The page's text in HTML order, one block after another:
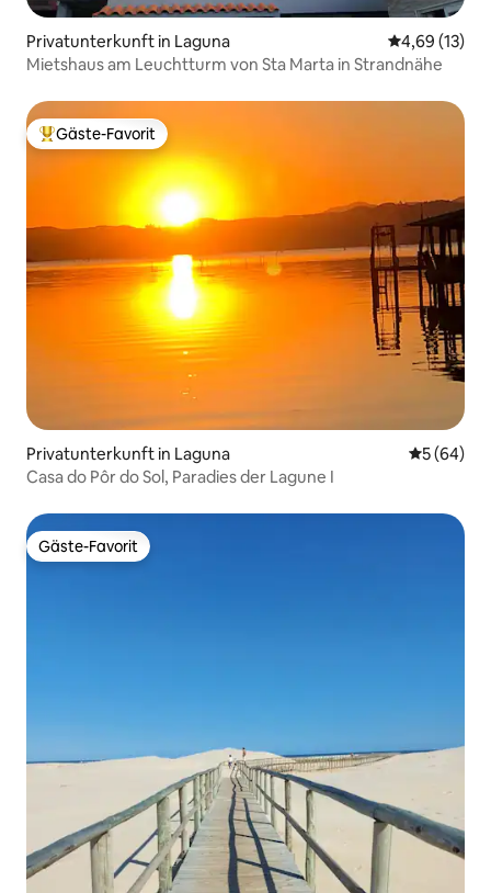
Privatunterkunft in Laguna
4,69 (13)
Mietshaus am Leuchtturm von Sta Marta in Strandnähe
Beliebter Gäste-Favorit.
Gäste-Favorit
Privatunterkunft in Laguna
5 (64)
Casa do Pôr do Sol, Paradies der Lagune I
Gäste-Favorit
Gäste-Favorit